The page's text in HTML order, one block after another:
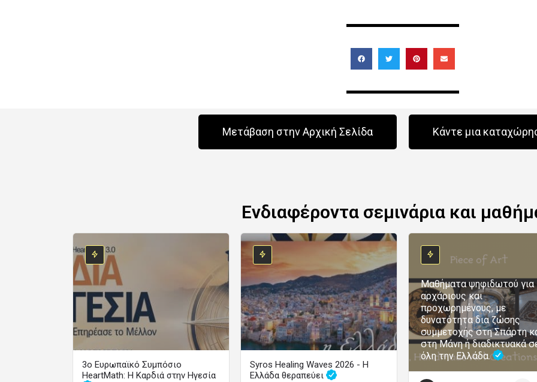
Μετάβαση στην Αρχική Σελίδα Κάντε μια
Ενδιαφέροντα σεμινάρια και
3ο Ευρωπαϊκό Συμπόσιο
HeartMath: Η Καρδιά στην Ηγεσία
Syros Healing Waves 2026 - Η
Ελλάδα θεραπεύει
Μαθήματα ψηφιδωτού για
αρχάριους και
προχωρημένους, με
δυνατότητα δια ζώσης
συμμετοχής στη Σπάρτη
στη Μάνη ή διαδικτυακά
όλη την Ελλάδα.